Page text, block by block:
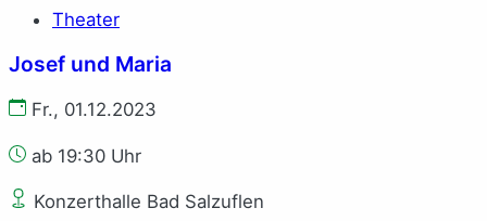
Theater
Josef und Maria
Fr., 01.12.2023
ab 19:30 Uhr
Konzerthalle Bad Salzuflen